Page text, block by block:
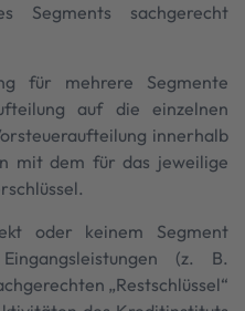
Segments sachgerecht
für mehrere Segmente
auf die einzelnen
innerhalb
mit dem für das jeweilige
oder keinem Segment
(z. B.
„Restschlüssel“